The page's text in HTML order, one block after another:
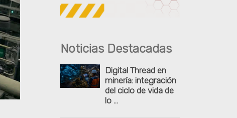
Noticias Destacadas
Digital Thread en
minería: integración
del ciclo de vida de
lo ...